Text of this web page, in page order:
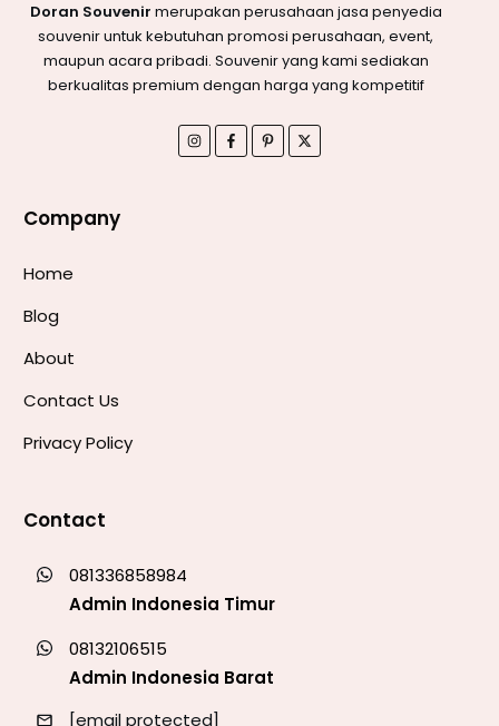
Doran Souvenir merupakan perusahaan jasa penyedia
souvenir untuk kebutuhan promosi perusahaan, event,
maupun acara pribadi. Souvenir yang kami sediakan
berkualitas premium dengan harga yang kompetitif
Company
Home
Blog
About
Contact Us
Privacy Policy
Contact
081336858984
Admin Indonesia Timur
08132106515
Admin Indonesia Barat
[email protected]